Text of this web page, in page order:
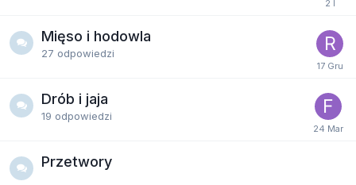
Mięso i hodowla
27 odpowiedzi
Drób i jaja
19 odpowiedzi
Przetwory